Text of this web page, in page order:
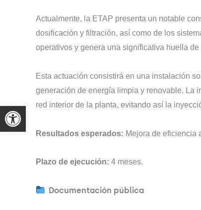
Actualmente, la ETAP presenta un notable
dosificación y filtración, así como de los
operativos y genera una significativa huella
Esta actuación consistirá en una instalación
generación de energía limpia y renovable. La
red interior de la planta, evitando así la
Resultados esperados: Mejora de eficiencia
Plazo de ejecución: 4 meses.
Documentación pública